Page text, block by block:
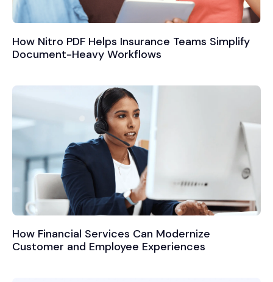
How Nitro PDF Helps Insurance Teams Simplify
Document-Heavy Workflows
How Financial Services Can Modernize
Customer and Employee Experiences